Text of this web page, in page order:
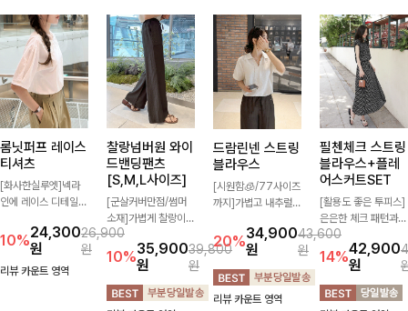
롬닛퍼프 레이스
티셔츠
[화사한실루엣]넥라
인에 레이스 디테일로
더했으며 풍성한 퍼프
소매로 군살을 숨겨주
는 동시에 러블리한
10%24,300
원
26,900
원
리뷰 카운트 영역
찰랑넘버원 와이
드밴딩팬츠
[S,M,L사이즈]
[군살커버만점/썸머
소재]가볍게 찰랑이는
원단과 여유로운 와이
드 핏으로 하루 종일
편안하게 착용하실 수
있는 팬츠입니다 🖤
✨ 허리 전체 밴딩과
10%35,900
원
39,800
원
드람린넨 스트링
블라우스
[시원함🧊/77사이즈
까지]가볍고 내추럴한
라우스로, 답답함 없
는 슬릿 카라 디자인
이 얼굴선을 더욱 시
원하게 연출해드립니
다 🤍🌿
20%34,900
원
43,600
원
리뷰 카운트 영역
필첸체크 스트링
블라우스+플레
어스커트SET
[활용도 좋은 투피스]
은은한 체크 패턴과
허리 스트링 디테일이
어우러진 투피스 세트
입니다. 여유로운 상
의와 풍성하게 퍼지는
롱스커트가 자연스러
14%42,900
원